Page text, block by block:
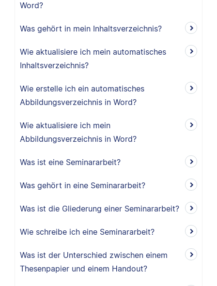
Word?
Was gehört in mein Inhaltsverzeichnis?
Wie aktualisiere ich mein automatisches
Inhaltsverzeichnis?
Wie erstelle ich ein automatisches
Abbildungsverzeichnis in Word?
Wie aktualisiere ich mein
Abbildungsverzeichnis in Word?
Was ist eine Seminararbeit?
Was gehört in eine Seminararbeit?
Was ist die Gliederung einer Seminararbeit?
Wie schreibe ich eine Seminararbeit?
Was ist der Unterschied zwischen einem
Thesenpapier und einem Handout?